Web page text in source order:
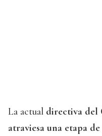
La actual directiva del
atraviesa una etapa